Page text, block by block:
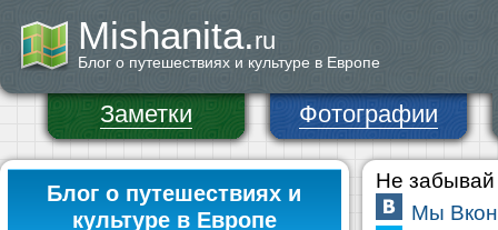
Mishanita.ru
Блог о путешествиях и культуре в Европе
Заметки Фотографии
Блог о путешествиях и
культуре в Европе
Не забывай
Мы